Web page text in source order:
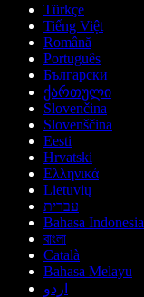
Türkçe
Tiếng Việt
Română
Português
Български
ქართული
Slovenčina
Slovenščina
Eesti
Hrvatski
Ελληνικά
Lietuvių
עברית
Bahasa Indonesia
বাংলা
Català
Bahasa Melayu
اردو